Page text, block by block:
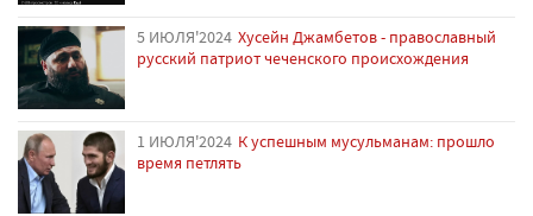
5 ИЮЛЯ'2024 Хусейн Джамбетов - православный
русский патриот чеченского происхождения
1 ИЮЛЯ'2024 К успешным мусульманам: прошло
время петлять